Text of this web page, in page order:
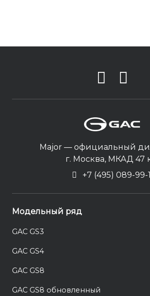
Major — официальный
г. Москва, МКАД 47
+7 (495) 089-99-
Модельный ряд
GAC GS3
GAC GS4
GAC GS8
GAC GS8 обновленный